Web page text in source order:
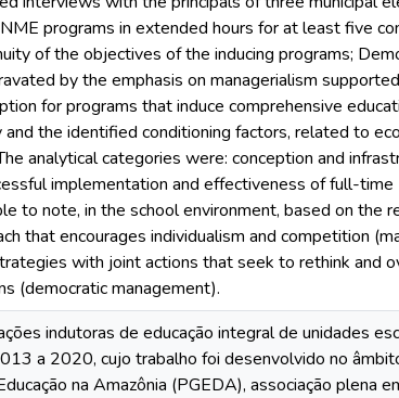
programs in extended hours for at least five
of the objectives of the inducing programs;
by the emphasis on managerialism
for programs that induce comprehensive
the identified conditioning factors, related to
analytical categories were: conception and
implementation and effectiveness of full-time
to note, in the school environment, based on the
that encourages individualism and competition
with joint actions that seek to rethink and
(democratic management).
indutoras de educação integral de unidades
a 2020, cujo trabalho foi desenvolvido no
na Amazônia (PGEDA), associação plena